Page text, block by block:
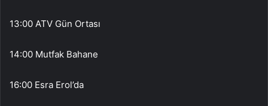
13:00 ATV Gün Ortası
14:00 Mutfak Bahane
16:00 Esra Erol’da